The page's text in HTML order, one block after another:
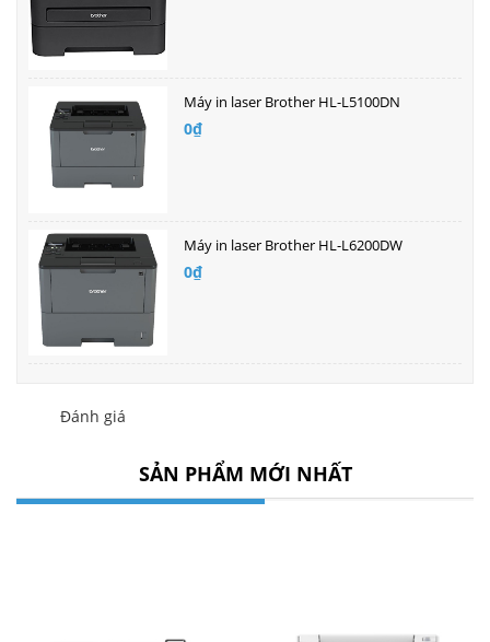
Máy in laser Brother HL-L5100DN
0₫
Máy in laser Brother HL-L6200DW
0₫
Đánh giá
SẢN PHẨM MỚI NHẤT